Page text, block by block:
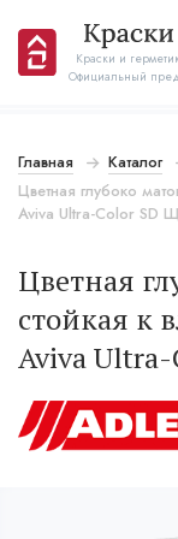
Краски и
Официальный
Главная Каталог
Цветная глубоко
Aviva Ultra-Color SD
Цветная
стойкая к
Aviva Ultra-